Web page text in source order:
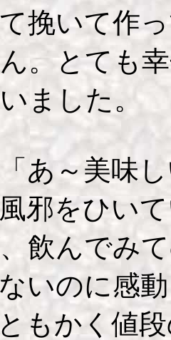
挽いて作
。とても
ました。
あ～美味
邪をひい
飲んでみ
いのに感
もかく値